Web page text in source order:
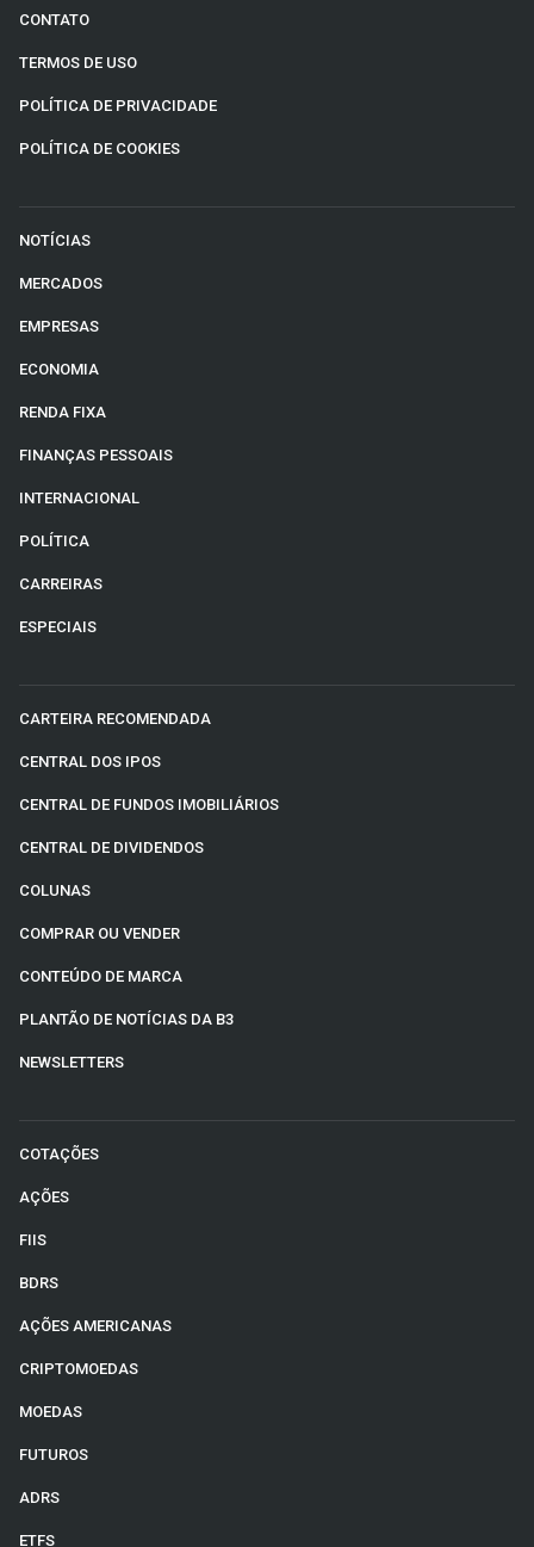
CONTATO
TERMOS DE USO
POLÍTICA DE PRIVACIDADE
POLÍTICA DE COOKIES
NOTÍCIAS
MERCADOS
EMPRESAS
ECONOMIA
RENDA FIXA
FINANÇAS PESSOAIS
INTERNACIONAL
POLÍTICA
CARREIRAS
ESPECIAIS
CARTEIRA RECOMENDADA
CENTRAL DOS IPOS
CENTRAL DE FUNDOS IMOBILIÁRIOS
CENTRAL DE DIVIDENDOS
COLUNAS
COMPRAR OU VENDER
CONTEÚDO DE MARCA
PLANTÃO DE NOTÍCIAS DA B3
NEWSLETTERS
COTAÇÕES
AÇÕES
FIIS
BDRS
AÇÕES AMERICANAS
CRIPTOMOEDAS
MOEDAS
FUTUROS
ADRS
ETFS